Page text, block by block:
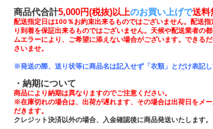
商品代合計5,000円(税抜)以上のお買い上げで送料
配送指定日は100％お約束出来るものではございません。配送
り到着を保証出来るものではございません。天候や配送業者の
ムエラーにより、ご希望に添えない場合がございます。できる
さいませ。
※発送の際、送り状等に商品名は記入せず「衣類」とだけ表記し
・納期について
商品により納期は異なりますのでご注意ください。
※在庫切れの場合は、出荷が遅れます、その場合は出荷日をメ
だきます。
クレジット決済以外の場合、入金確認後に商品発送いたします。